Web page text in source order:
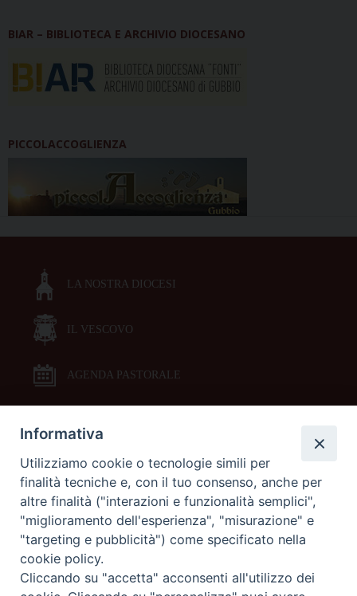
BIAR – BIBLIOTECA E ARCHIVIO DIOCESANO
PICCOLACCOGLIENZA
LA NOSTRA DIOCESI
IL VESCOVO
AGENDA PASTORALE
DOCUMENTI PASTORALI
ORARI MESSE
LITURGIA DELLE ORE
GALLERIE FOTOGRAFICHE
Informativa
Utilizziamo cookie o tecnologie simili per
finalità tecniche e, con il tuo consenso, anche per
altre finalità ("interazioni e funzionalità semplici",
"miglioramento dell'esperienza", "misurazione" e
"targeting e pubblicità") come specificato nella
cookie policy.
Cliccando su "accetta" acconsenti all'utilizzo dei